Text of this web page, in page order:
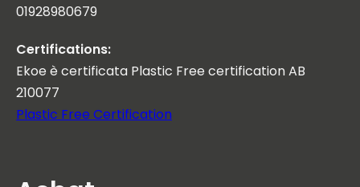
01928980679
Certifications:
Ekoe è certificata Plastic Free certification AB
210077
Plastic Free Certification